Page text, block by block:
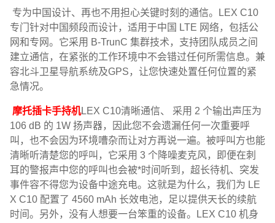
专为中国设计、再也不用担心关键时刻的通信。LEX C10
专门针对中国频段而设计，适用于中国 LTE 网络，包括公
网和专网。它采用 B-TrunC 集群技术，支持团队成员之间
建立通信，在紧张的工作环境中不会错过任何所需信息。兼
容北斗卫星导航系统及GPS，让您快速处置任何位置的紧
急情况。
摩托插卡手持机LEX C10清晰通信、 采用 2 个输出声压为
106 dB 的 1W 扬声器，因此您不会遗漏任何一次重要呼
叫，也不会因为环境嘈杂而让对方再说一遍。被呼叫方也能
清晰听清楚您的呼叫，它采用 3 个降噪麦克风，即便在刺
耳的警报声中您的呼叫也会被*时间听到，超长待机、突发
事件容不得您为设备中途充电。这就是为什么，我们为 LE
X C10 配置了 4560 mAh 长效电池，足以提供天长的续航
时间。另外，没有人想要一台笨重的设备。LEX C10 机身